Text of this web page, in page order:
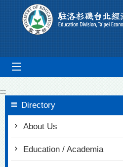
Go To Content
:::
Directory
About Us
Education / Academia